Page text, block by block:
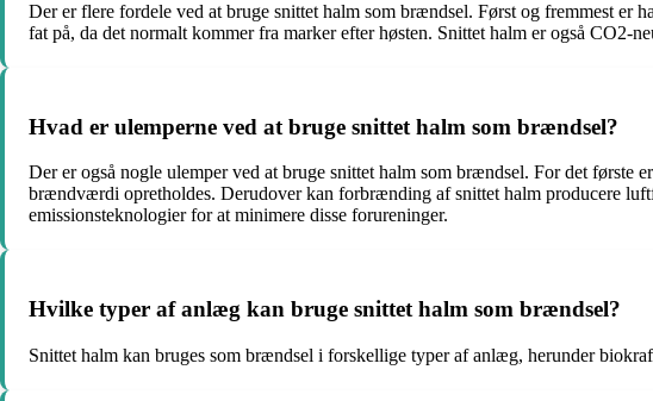
Der er flere fordele ved at bruge snittet halm som brændsel. Først og fremmest er
fat på, da det normalt kommer fra marker efter høsten. Snittet halm er også
Hvad er ulemperne ved at bruge snittet halm som brændsel?
Der er også nogle ulemper ved at bruge snittet halm som brændsel. For det første
brændværdi opretholdes. Derudover kan forbrænding af snittet halm producere
emissionsteknologier for at minimere disse forureninger.
Hvilke typer af anlæg kan bruge snittet halm som brændsel?
Snittet halm kan bruges som brændsel i forskellige typer af anlæg, herunder